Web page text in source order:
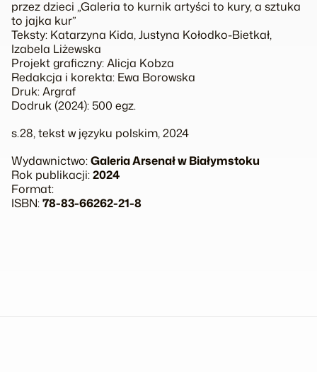
przez dzieci „Galeria to kurnik artyści to kury, a sztuka
to jajka kur”
Teksty: Katarzyna Kida, Justyna Kołodko-Bietkał,
Izabela Liżewska
Projekt graficzny: Alicja Kobza
Redakcja i korekta: Ewa Borowska
Druk: Argraf
Dodruk (2024): 500 egz.
s.28, tekst w języku polskim, 2024
Wydawnictwo:Galeria Arsenał w Białymstoku
Rok publikacji:2024
Format:
ISBN:78-83-66262-21-8